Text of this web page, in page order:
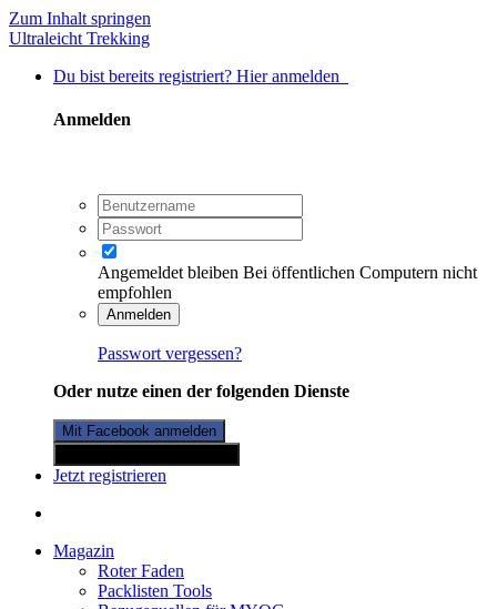
Zum Inhalt springen
Ultraleicht Trekking
Du bist bereits registriert? Hier anmelden
Anmelden
Angemeldet bleiben Bei öffentlichen Computern nicht
empfohlen
Anmelden
Passwort vergessen?
Oder nutze einen der folgenden Dienste
Mit Facebook anmelden
Jetzt registrieren
Magazin
Roter Faden
Packlisten Tools